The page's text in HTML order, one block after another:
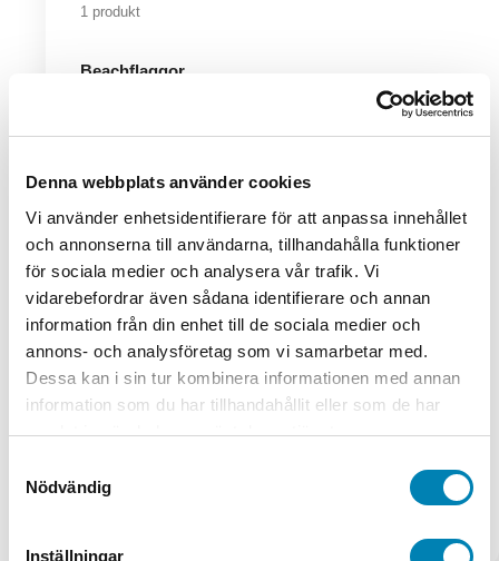
Denna webbplats använder cookies
Vi använder enhetsidentifierare för att anpassa innehållet
och annonserna till användarna, tillhandahålla funktioner
för sociala medier och analysera vår trafik. Vi
vidarebefordrar även sådana identifierare och annan
information från din enhet till de sociala medier och
annons- och analysföretag som vi samarbetar med.
Dessa kan i sin tur kombinera informationen med annan
information som du har tillhandahållit eller som de har
samlat in när du har använt deras tjänster.
Nödvändig
Inställningar
1 produkt
Beachflaggor
2 produkter
Gatuställ & Snäppramar
9 produkter
Studentplakat
1 produkt
Tryckning Visitkort
1 produkt
Utskrift / Kopiering av ritningar